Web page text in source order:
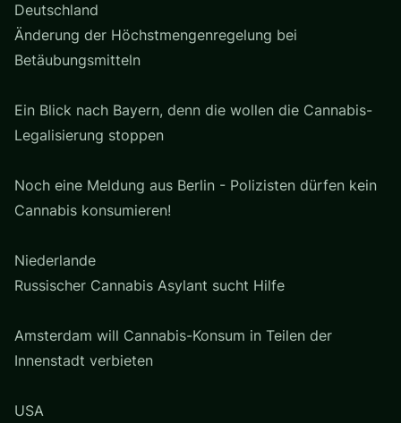
Deutschland
Änderung der Höchstmengenregelung bei
Betäubungsmitteln
Ein Blick nach Bayern, denn die wollen die Cannabis-
Legalisierung stoppen
Noch eine Meldung aus Berlin - Polizisten dürfen kein
Cannabis konsumieren!
Niederlande
Russischer Cannabis Asylant sucht Hilfe
Amsterdam will Cannabis-Konsum in Teilen der
Innenstadt verbieten
USA